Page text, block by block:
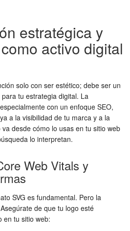
estratégica y
activo digital
solo con ser estético; debe ser un
tu estrategia digital. La
con un enfoque SEO,
a la visibilidad de tu marca y a la
desde cómo lo usas en tu sitio web
lo interpretan.
Web Vitals y
SVG es fundamental. Pero la
de que tu logo esté
en tu sitio web: